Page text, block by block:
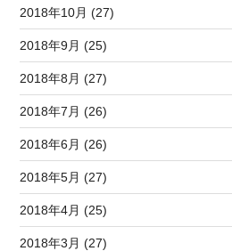
2018年10月 (27)
2018年9月 (25)
2018年8月 (27)
2018年7月 (26)
2018年6月 (26)
2018年5月 (27)
2018年4月 (25)
2018年3月 (27)